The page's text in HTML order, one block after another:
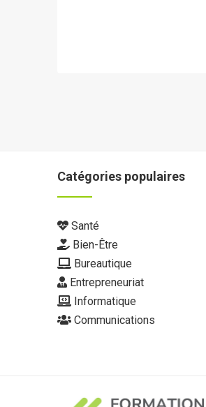
Catégories populaires
Santé
Bien-Être
Bureautique
Entrepreneuriat
Informatique
Communications